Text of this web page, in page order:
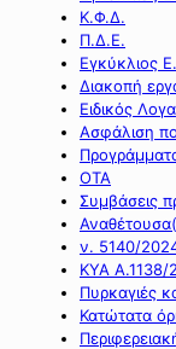
Κ.Φ.Δ.
Π.Δ.Ε.
Εγκύκλιος
Διακοπή
Ειδικός
Ασφάλιση
ΟΤΑ
Συμβάσεις
ν. 5140/
ΚΥΑ Α.1138/
Πυρκαγιές
Κατώτατα